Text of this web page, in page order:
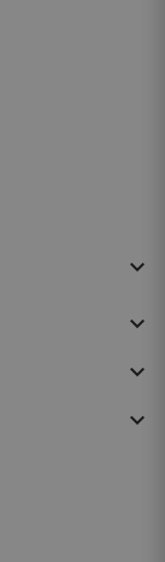



